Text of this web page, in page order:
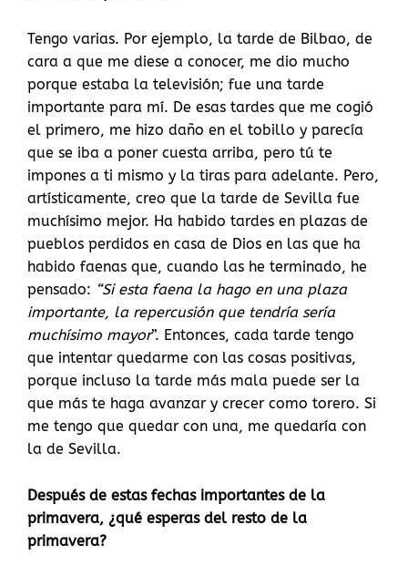
Tengo varias. Por ejemplo, la tarde de Bilbao, de
cara a que me diese a conocer, me dio mucho
porque estaba la televisión; fue una tarde
importante para mí. De esas tardes que me cogió
el primero, me hizo daño en el tobillo y parecía
que se iba a poner cuesta arriba, pero tú te
impones a ti mismo y la tiras para adelante. Pero,
artísticamente, creo que la tarde de Sevilla fue
muchísimo mejor. Ha habido tardes en plazas de
pueblos perdidos en casa de Dios en las que ha
habido faenas que, cuando las he terminado, he
pensado: “Si esta faena la hago en una plaza
importante, la repercusión que tendría sería
muchísimo mayor”. Entonces, cada tarde tengo
que intentar quedarme con las cosas positivas,
porque incluso la tarde más mala puede ser la
que más te haga avanzar y crecer como torero. Si
me tengo que quedar con una, me quedaría con
la de Sevilla.
Después de estas fechas importantes de la
primavera, ¿qué esperas del resto de la
primavera?